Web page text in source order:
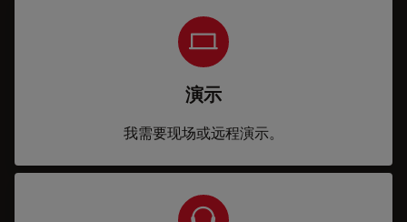
演示
我需要现场或远程演示。